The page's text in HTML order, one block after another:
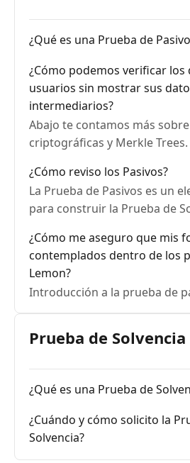
¿Qué es una Prueba de
¿Cómo podemos verificar los
usuarios sin mostrar sus
intermediarios?
Abajo te contamos más
criptográficas y Merkle Trees.
¿Cómo reviso los Pasivos?
La Prueba de Pasivos es un
para construir la Prueba de
¿Cómo me aseguro que mis
contemplados dentro de los
Lemon?
Introducción a la prueba de
Prueba de Solvencia
¿Qué es una Prueba de
¿Cuándo y cómo solicito la
Solvencia?